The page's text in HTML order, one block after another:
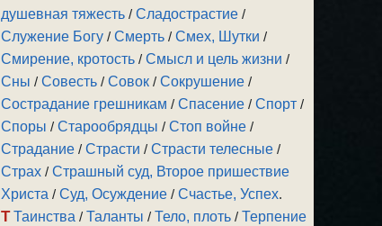
душевная тяжесть /Сладострастие /
Служение Богу /Смерть /Смех, Шутки /
Смирение, кротость /Смысл и цель жизни /
Сны /Совесть /Совок /Сокрушение /
Сострадание грешникам /Спасение /Спорт /
Споры /Старообрядцы /Стоп войне /
Страдание /Страсти /Страсти телесные /
Страх /Страшный суд, Второе пришествие
Христа /Суд, Осуждение /Счастье, Успех.
Т Таинства /Таланты /Тело, плоть /Терпение